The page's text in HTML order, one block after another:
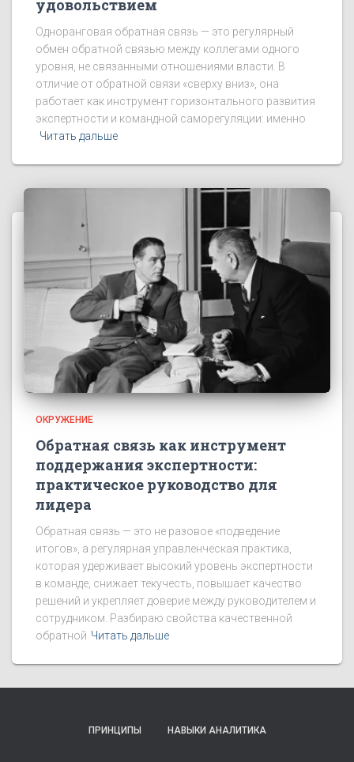
удовольствием
Одноранговая обратная связь — это регулярный
обмен обратной связью между коллегами одного
уровня, не связанными отношениями власти. В
отличие от обратной связи «сверху вниз», она
работает как инструмент горизонтального развития
экспертности и командной саморегуляции: именно
Читать дальше
ОКРУЖЕНИЕ
Обратная связь как инструмент
поддержания экспертности:
практическое руководство для
лидера
Обратная связь — это не разовое «подведение
итогов», а регулярная управленческая практика,
которая удерживает высокий уровень экспертности
в команде, снижает текучесть, повышает качество
решений и укрепляет доверие между руководителем и
сотрудником. Разбираю свойства качественной
обратной Читать дальше
ПРИНЦИПЫ НАВЫКИ АНАЛИТИКА